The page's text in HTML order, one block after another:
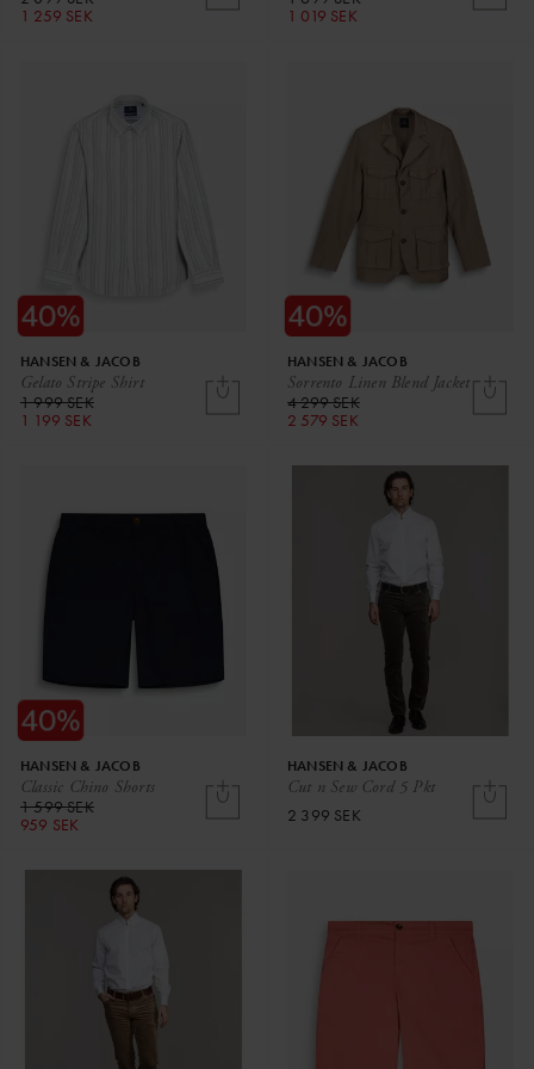
1 259 SEK
1 019 SEK
Gelato Stripe Shirt
HANSEN & JACOB
1 999 SEK
1 199 SEK
Sorrento Linen Blend Jacket
HANSEN & JACOB
4 299 SEK
2 579 SEK
Classic Chino Shorts
HANSEN & JACOB
1 599 SEK
959 SEK
Cut n Sew Cord 5 Pkt
HANSEN & JACOB
2 399 SEK